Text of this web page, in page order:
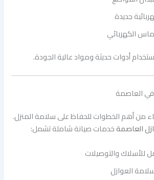
جديدة
الكهربائي
أدوات حديثة ومواد عالية الجودة.
في العاصمة
من أهم الخطوات للحفاظ على سلامة المنزل.
العاصمةخدمات صيانة شاملة تشمل:
والتوصيلات
العوازل